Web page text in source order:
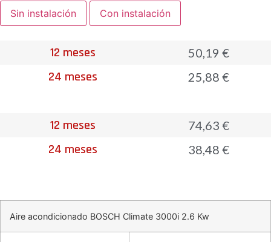
Sin instalación Con instalación
12 meses 50,19 €
24 meses 25,88 €
12 meses 74,63 €
24 meses 38,48 €
Aire acondicionado BOSCH Climate 3000i 2.6 Kw